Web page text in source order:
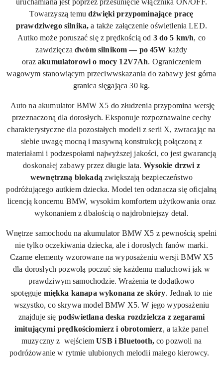
uruchamiana jest poprzez przesunięcie włącznika ON/OFF.
Towarzyszą temu dźwięki przypominające pracę
prawdziwego silnika, a także załączenie oświetlenia LED.
Autko może poruszać się z prędkością od 3 do 5 km/h, co
zawdzięcza dwóm silnikom — po 45W każdy
oraz akumulatorowi o mocy 12V7Ah. Ograniczeniem
wagowym stanowiącym przeciwwskazania do zabawy jest górna
granica sięgająca 30 kg.
Auto na akumulator BMW X5 do złudzenia przypomina wersję
przeznaczoną dla dorosłych. Eksponuje rozpoznawalne cechy
charakterystyczne dla pozostałych modeli z serii X, zwracając na
siebie uwagę mocną i masywną konstrukcją połączoną z
materiałami i podzespołami najwyższej jakości, co jest gwarancją
doskonałej zabawy przez długie lata. Wysokie drzwi z
wewnętrzną blokadą zwiększają bezpieczeństwo
podróżującego autkiem dziecka. Model ten odznacza się oficjalną
licencją koncernu BMW, wysokim komfortem użytkowania oraz
wykonaniem z dbałością o najdrobniejszy detal.
Wnętrze samochodu na akumulator BMW X5 z pewnością spełni
nie tylko oczekiwania dziecka, ale i dorosłych fanów marki.
Czarne elementy wzorowane na wyposażeniu wersji BMW X5
dla dorosłych pozwolą poczuć się każdemu maluchowi jak w
prawdziwym samochodzie. Wrażenia te dodatkowo
spotęguje miękka kanapa wykonana ze skóry. Jednak to nie
wszystko, co skrywa model BMW X5. W jego wyposażeniu
znajduje się podświetlana deska rozdzielcza z zegarami
imitującymi prędkościomierz i obrotomierz, a także panel
muzyczny z wejściem USB i Bluetooth, co pozwoli na
podróżowanie w rytmie ulubionych melodii małego kierowcy.